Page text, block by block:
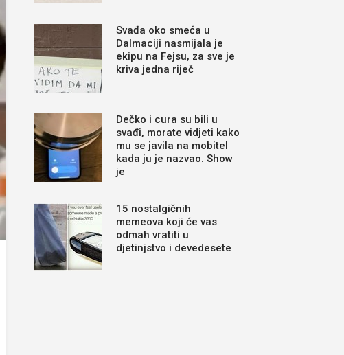
Svađa oko smeća u
Dalmaciji nasmijala je
ekipu na Fejsu, za sve je
kriva jedna riječ
Dečko i cura su bili u
svađi, morate vidjeti kako
mu se javila na mobitel
kada ju je nazvao. Show
je
15 nostalgičnih
memeova koji će vas
odmah vratiti u
djetinjstvo i devedesete